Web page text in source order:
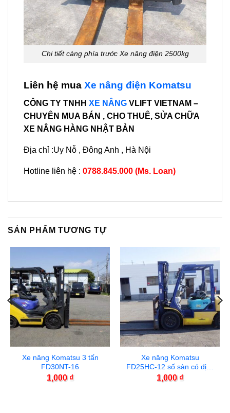
Chi tiết càng phía trước Xe nâng điện 2500kg
Liên hệ mua Xe nâng điện Komatsu
CÔNG TY TNHH XE NÂNG VLIFT VIETNAM –
CHUYÊN MUA BÁN , CHO THUÊ, SỬA CHỮA
XE NÂNG HÀNG NHẬT BẢN
Địa chỉ :Uy Nỗ , Đông Anh , Hà Nội
Hotline liên hệ : 0788.845.000 (Ms. Loan)
SẢN PHẨM TƯƠNG TỰ
Xe nâng Komatsu 3 tấn
FD30NT-16
1,000 ₫
Xe nâng Komatsu
FD25HC-12 số sàn có dịch
càng
1,000 ₫